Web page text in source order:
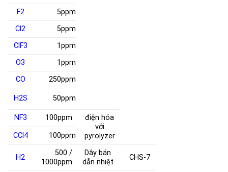
F2
5ppm
Cl2
5ppm
ClF3
1ppm
O3
1ppm
CO
250ppm
H2S 50ppm
NF3 100ppm
điện hóa
với
pyrolyzer
CCl 4 100ppm
H2
500 /
1000ppm
Dây bán
dẫn nhiệt
CHS-7